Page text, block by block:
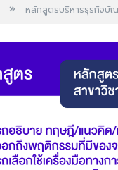
» หลักสูตรบริหารธุรกิจบัณ